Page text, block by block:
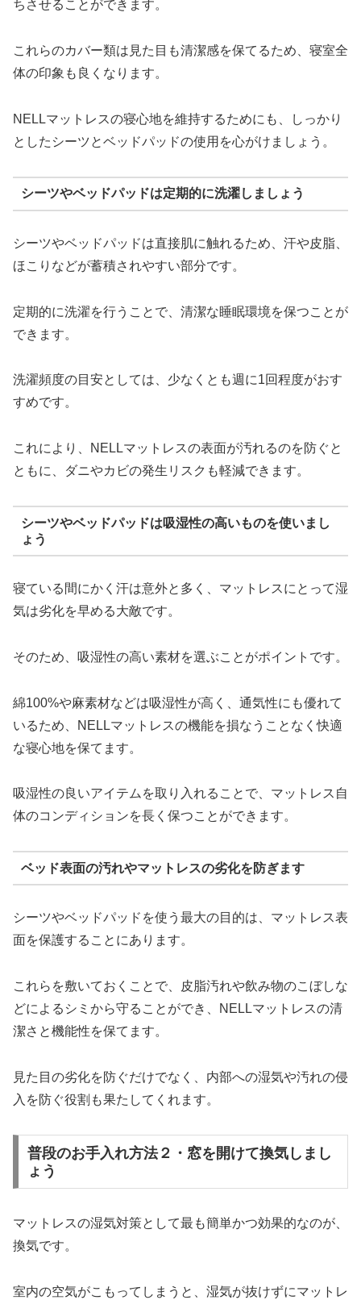
ちさせることができます。
これらのカバー類は見た目も清潔感を保てるため、寝室全
体の印象も良くなります。
NELLマットレスの寝心地を維持するためにも、しっかり
としたシーツとベッドパッドの使用を心がけましょう。
シーツやベッドパッドは定期的に洗濯しましょう
シーツやベッドパッドは直接肌に触れるため、汗や皮脂、
ほこりなどが蓄積されやすい部分です。
定期的に洗濯を行うことで、清潔な睡眠環境を保つことが
できます。
洗濯頻度の目安としては、少なくとも週に1回程度がおす
すめです。
これにより、NELLマットレスの表面が汚れるのを防ぐと
ともに、ダニやカビの発生リスクも軽減できます。
シーツやベッドパッドは吸湿性の高いものを使いまし
ょう
寝ている間にかく汗は意外と多く、マットレスにとって湿
気は劣化を早める大敵です。
そのため、吸湿性の高い素材を選ぶことがポイントです。
綿100%や麻素材などは吸湿性が高く、通気性にも優れて
いるため、NELLマットレスの機能を損なうことなく快適
な寝心地を保てます。
吸湿性の良いアイテムを取り入れることで、マットレス自
体のコンディションを長く保つことができます。
ベッド表面の汚れやマットレスの劣化を防ぎます
シーツやベッドパッドを使う最大の目的は、マットレス表
面を保護することにあります。
これらを敷いておくことで、皮脂汚れや飲み物のこぼしな
どによるシミから守ることができ、NELLマットレスの清
潔さと機能性を保てます。
見た目の劣化を防ぐだけでなく、内部への湿気や汚れの侵
入を防ぐ役割も果たしてくれます。
普段のお手入れ方法２・窓を開けて換気しまし
ょう
マットレスの湿気対策として最も簡単かつ効果的なのが、
換気です。
室内の空気がこもってしまうと、湿気が抜けずにマットレ